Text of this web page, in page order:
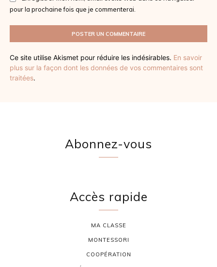
pour la prochaine fois que je commenterai.
Ce site utilise Akismet pour réduire les indésirables. En savoir
plus sur la façon dont les données de vos commentaires sont
traitées.
Abonnez-vous
Accès rapide
MA CLASSE
MONTESSORI
COOPÉRATION